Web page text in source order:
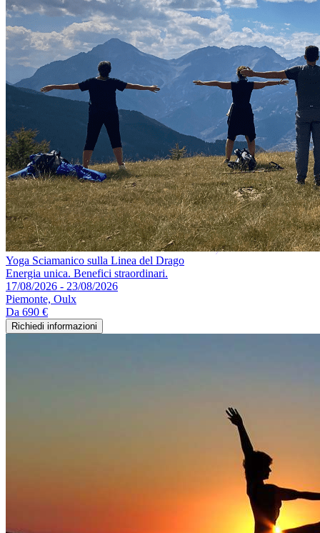
Yoga Sciamanico sulla Linea del Drago
Energia unica. Benefici straordinari.
17/08/2026 - 23/08/2026
Piemonte, Oulx
Da 690 €
Richiedi informazioni